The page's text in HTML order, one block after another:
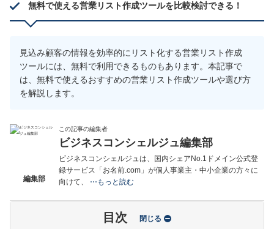
無料で使える営業リスト作成ツールを比較検討できる！
見込み顧客の情報を効率的にリスト化する営業リスト作成
ツールには、無料で利用できるものもあります。本記事で
は、無料で使えるおすすめの営業リスト作成ツールや選び方
を解説します。
編集部
この記事の編集者
ビジネスコンシェルジュ編集部
ビジネスコンシェルジュは、国内シェアNo.1ドメイン公式登
録サービス「お名前.com」が個人事業主・中小企業の方々に
向けて、
⋯もっと読む
目次 閉じる